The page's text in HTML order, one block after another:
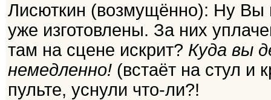
Лисюткин (возмущённо): Ну Вы
уже изготовлены. За них
там на сцене искрит? Куда вы
немедленно! (встаёт на стул и
пульте, уснули что-ли?!